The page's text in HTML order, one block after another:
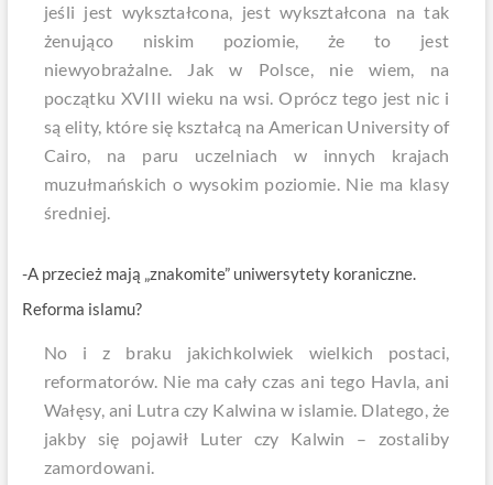
jeśli jest wykształcona, jest wykształcona na tak
żenująco niskim poziomie, że to jest
niewyobrażalne. Jak w Polsce, nie wiem, na
początku XVIII wieku na wsi. Oprócz tego jest nic i
są elity, które się kształcą na American University of
Cairo, na paru uczelniach w innych krajach
muzułmańskich o wysokim poziomie. Nie ma klasy
średniej.
-A przecież mają „znakomite” uniwersytety koraniczne.
Reforma islamu?
No i z braku jakichkolwiek wielkich postaci,
reformatorów. Nie ma cały czas ani tego Havla, ani
Wałęsy, ani Lutra czy Kalwina w islamie. Dlatego, że
jakby się pojawił Luter czy Kalwin – zostaliby
zamordowani.